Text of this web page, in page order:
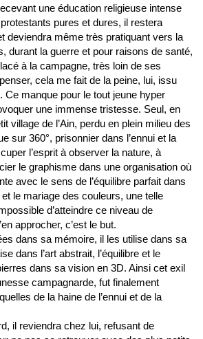
une éducation religieuse intense
pures et dures, il restera
deviendra même très pratiquant vers la
durant la guerre et pour raisons de santé,
à la campagne, très loin de ses
cela me fait de la peine, lui, issu
Ce manque pour le tout jeune hyper
une immense tristesse. Seul, en
village de l’Ain, perdu en plein milieu des
sur 360°, prisonnier dans l’ennui et la
l’esprit à observer la nature, à
le graphisme dans une organisation où
avec le sens de l’équilibre parfait dans
le mariage des couleurs, une telle
d’atteindre ce niveau de
approcher, c’est le but.
dans sa mémoire, il les utilise dans sa
dans l’art abstrait, l’équilibre et le
dans sa vision en 3D. Ainsi cet exil
campagnarde, fut finalement
de la haine de l’ennui et de la
il reviendra chez lui, refusant de